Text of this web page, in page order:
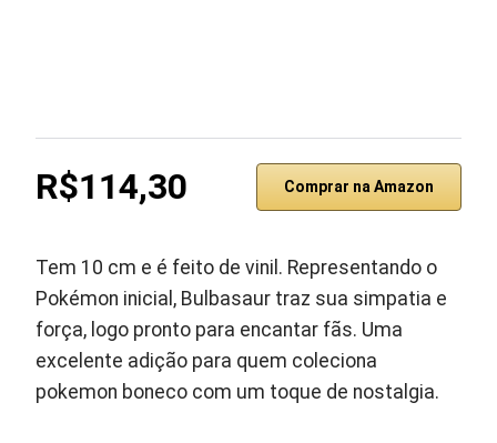
R$114,30 Comprar na Amazon
Tem 10 cm e é feito de vinil. Representando o
Pokémon inicial, Bulbasaur traz sua simpatia e
força, logo pronto para encantar fãs. Uma
excelente adição para quem coleciona
pokemon boneco com um toque de nostalgia.